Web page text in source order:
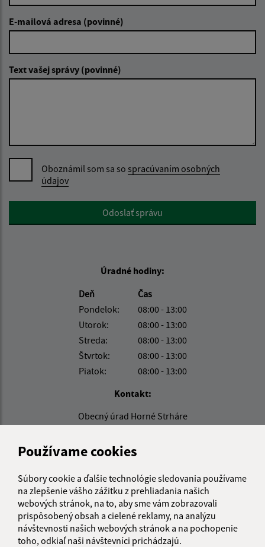
Používame cookies
Súbory cookie a ďalšie technológie sledovania používame
na zlepšenie vášho zážitku z prehliadania našich
webových stránok, na to, aby sme vám zobrazovali
prispôsobený obsah a cielené reklamy, na analýzu
návštevnosti našich webových stránok a na pochopenie
toho, odkiaľ naši návštevníci prichádzajú.
E-mailová adresa (povinné)
Text vašej správy (povinné)
Oboznámil som sa so spracúvaním osobných
údajov
Google reCaptcha ResponseOdoslať správu
Úradné hodiny:
Deň
Čas
Pondelok:
08:00 - 13:00
Utorok:
08:00 - 13:00
Streda:
08:00 - 13:00
Štvrtok:
08:00 - 13:00
Piatok:
08:00 - 13:00
Kontakt:
Obecný úrad Horné Strháre
991 03 Pôtor
+421 47 489 63 59
IČO: 00648205